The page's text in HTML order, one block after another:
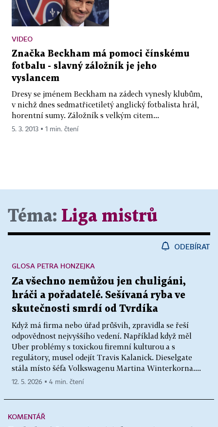
VIDEO
Značka Beckham má pomoci čínskému
fotbalu - slavný záložník je jeho
vyslancem
Dresy se jménem Beckham na zádech vynesly klubům,
v nichž dnes sedmatřicetiletý anglický fotbalista hrál,
horentní sumy. Záložník s velkým citem...
5. 3. 2013 ▪ 1 min. čtení
Téma: Liga mistrů
ODEBÍRAT
Za všechno nemůžou jen chuligáni,
hráči a pořadatelé. Sešívaná ryba ve
skutečnosti smrdí od Tvrdíka
Když má firma nebo úřad průšvih, zpravidla se řeší
odpovědnost nejvyššího vedení. Například když měl
Uber problémy s toxickou firemní kulturou a s
regulátory, musel odejít Travis Kalanick. Dieselgate
stála místo šéfa Volkswagenu Martina Winterkorna....
GLOSA PETRA HONZEJKA
12. 5. 2026 ▪ 4 min. čtení
KOMENTÁŘ